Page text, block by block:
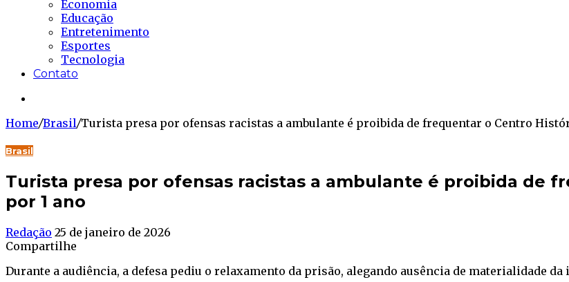
Economia
Educação
Entretenimento
Esportes
Tecnologia
Contato
Home/Brasil/Turista presa por ofensas racistas a ambulante é proibida de frequentar o Centro
Brasil
Turista presa por ofensas racistas a ambulante é proibida de
por 1 ano
Redação 25 de janeiro de 2026
Compartilhe
Durante a audiência, a defesa pediu o relaxamento da prisão, alegando ausência de materialidade